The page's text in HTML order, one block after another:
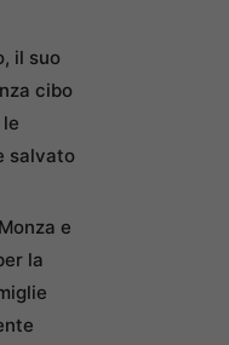
il suo
cibo
salvato
e
la